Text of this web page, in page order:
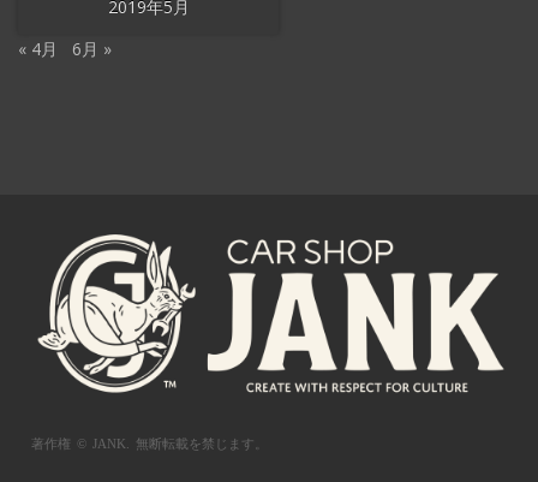
2019年5月
« 4月 6月 »
著作権 © JANK. 無断転載を禁じます。